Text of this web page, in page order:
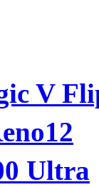
V
Ultra